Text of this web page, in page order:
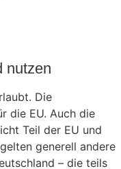
nutzen
Die
die EU. Auch die
Teil der EU und
generell andere
– die teils